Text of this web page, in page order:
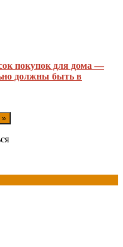
покупок для дома —
должны быть в